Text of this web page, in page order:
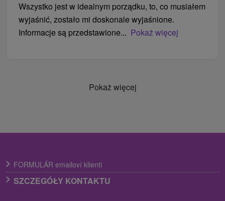
Wszystko jest w idealnym porządku, to, co musiałem
wyjaśnić, zostało mi doskonale wyjaśnione.
Informacje są przedstawione... Pokaż więcej
Pokaż więcej
FORMULÁR emailoví klienti
SZCZEGÓŁY KONTAKTU